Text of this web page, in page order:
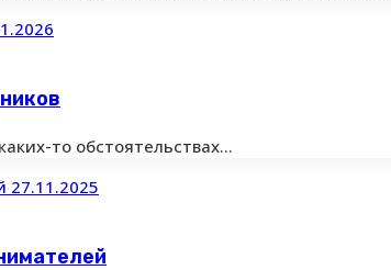
то обстоятельствах…
27.11.2025